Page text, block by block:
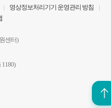
영상정보처리기기 운영관리 방침
센터)
관
선